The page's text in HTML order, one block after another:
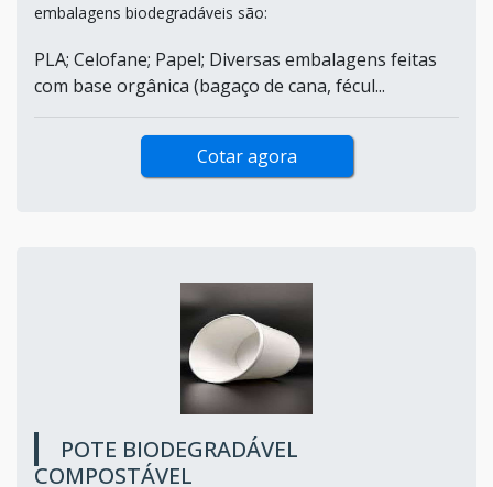
embalagens biodegradáveis são:
PLA; Celofane; Papel; Diversas embalagens feitas
com base orgânica (bagaço de cana, fécul...
Cotar agora
POTE BIODEGRADÁVEL
COMPOSTÁVEL